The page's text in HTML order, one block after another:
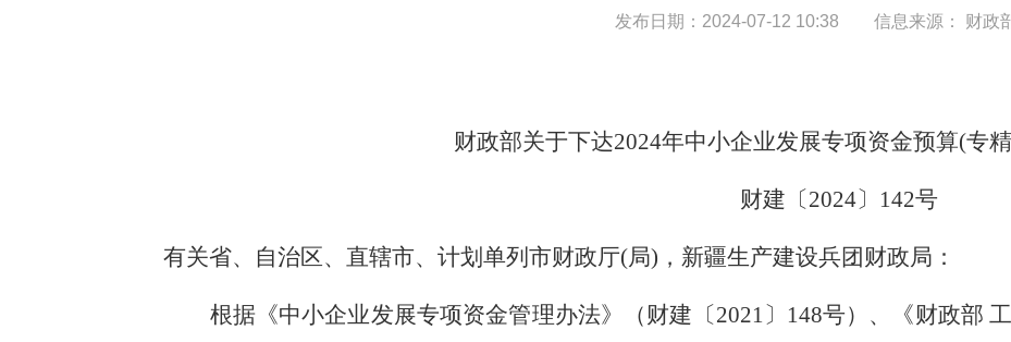
发布日期：2024-07-12 10:38 信息来源： 财政
财政部关于下达2024年中小企业发展专项资金预算(专
财建〔2024〕142号
有关省、自治区、直辖市、计划单列市财政厅(局)，新疆生产建设兵团财政局：
根据《中小企业发展专项资金管理办法》（财建〔2021〕148号）、《财政部